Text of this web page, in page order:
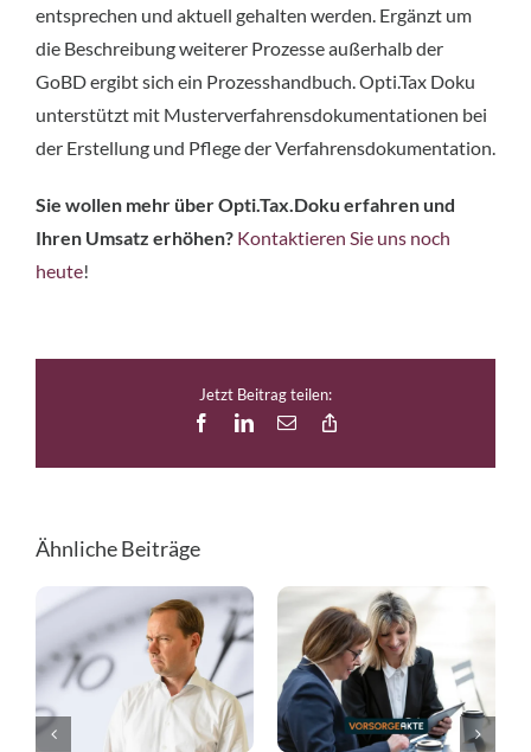
entsprechen und aktuell gehalten werden. Ergänzt um
die Beschreibung weiterer Prozesse außerhalb der
GoBD ergibt sich ein Prozesshandbuch. Opti.Tax Doku
unterstützt mit Musterverfahrensdokumentationen bei
der Erstellung und Pflege der Verfahrensdokumentation.
Sie wollen mehr über Opti.Tax.Doku erfahren und
Ihren Umsatz erhöhen? Kontaktieren Sie uns noch
heute!
Jetzt Beitrag teilen:
FacebookLinkedIn
E-
Ähnliche Beiträge